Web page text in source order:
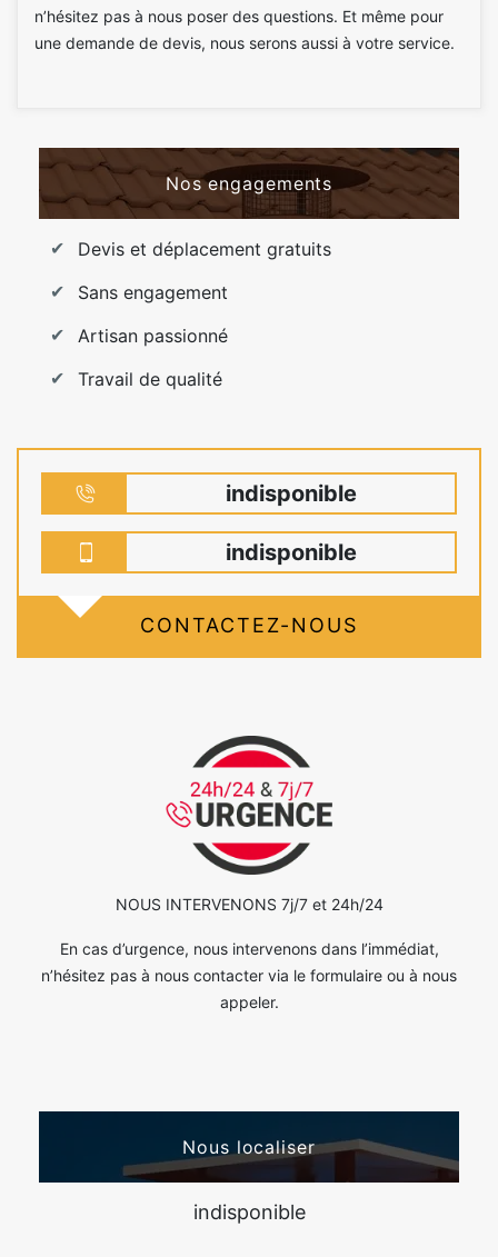
n’hésitez pas à nous poser des questions. Et même pour
une demande de devis, nous serons aussi à votre service.
Nos engagements
Devis et déplacement gratuits
Sans engagement
Artisan passionné
Travail de qualité
indisponible
indisponible
CONTACTEZ-NOUS
NOUS INTERVENONS 7j/7 et 24h/24
En cas d’urgence, nous intervenons dans l’immédiat,
n’hésitez pas à nous contacter via le formulaire ou à nous
appeler.
Nous localiser
indisponible